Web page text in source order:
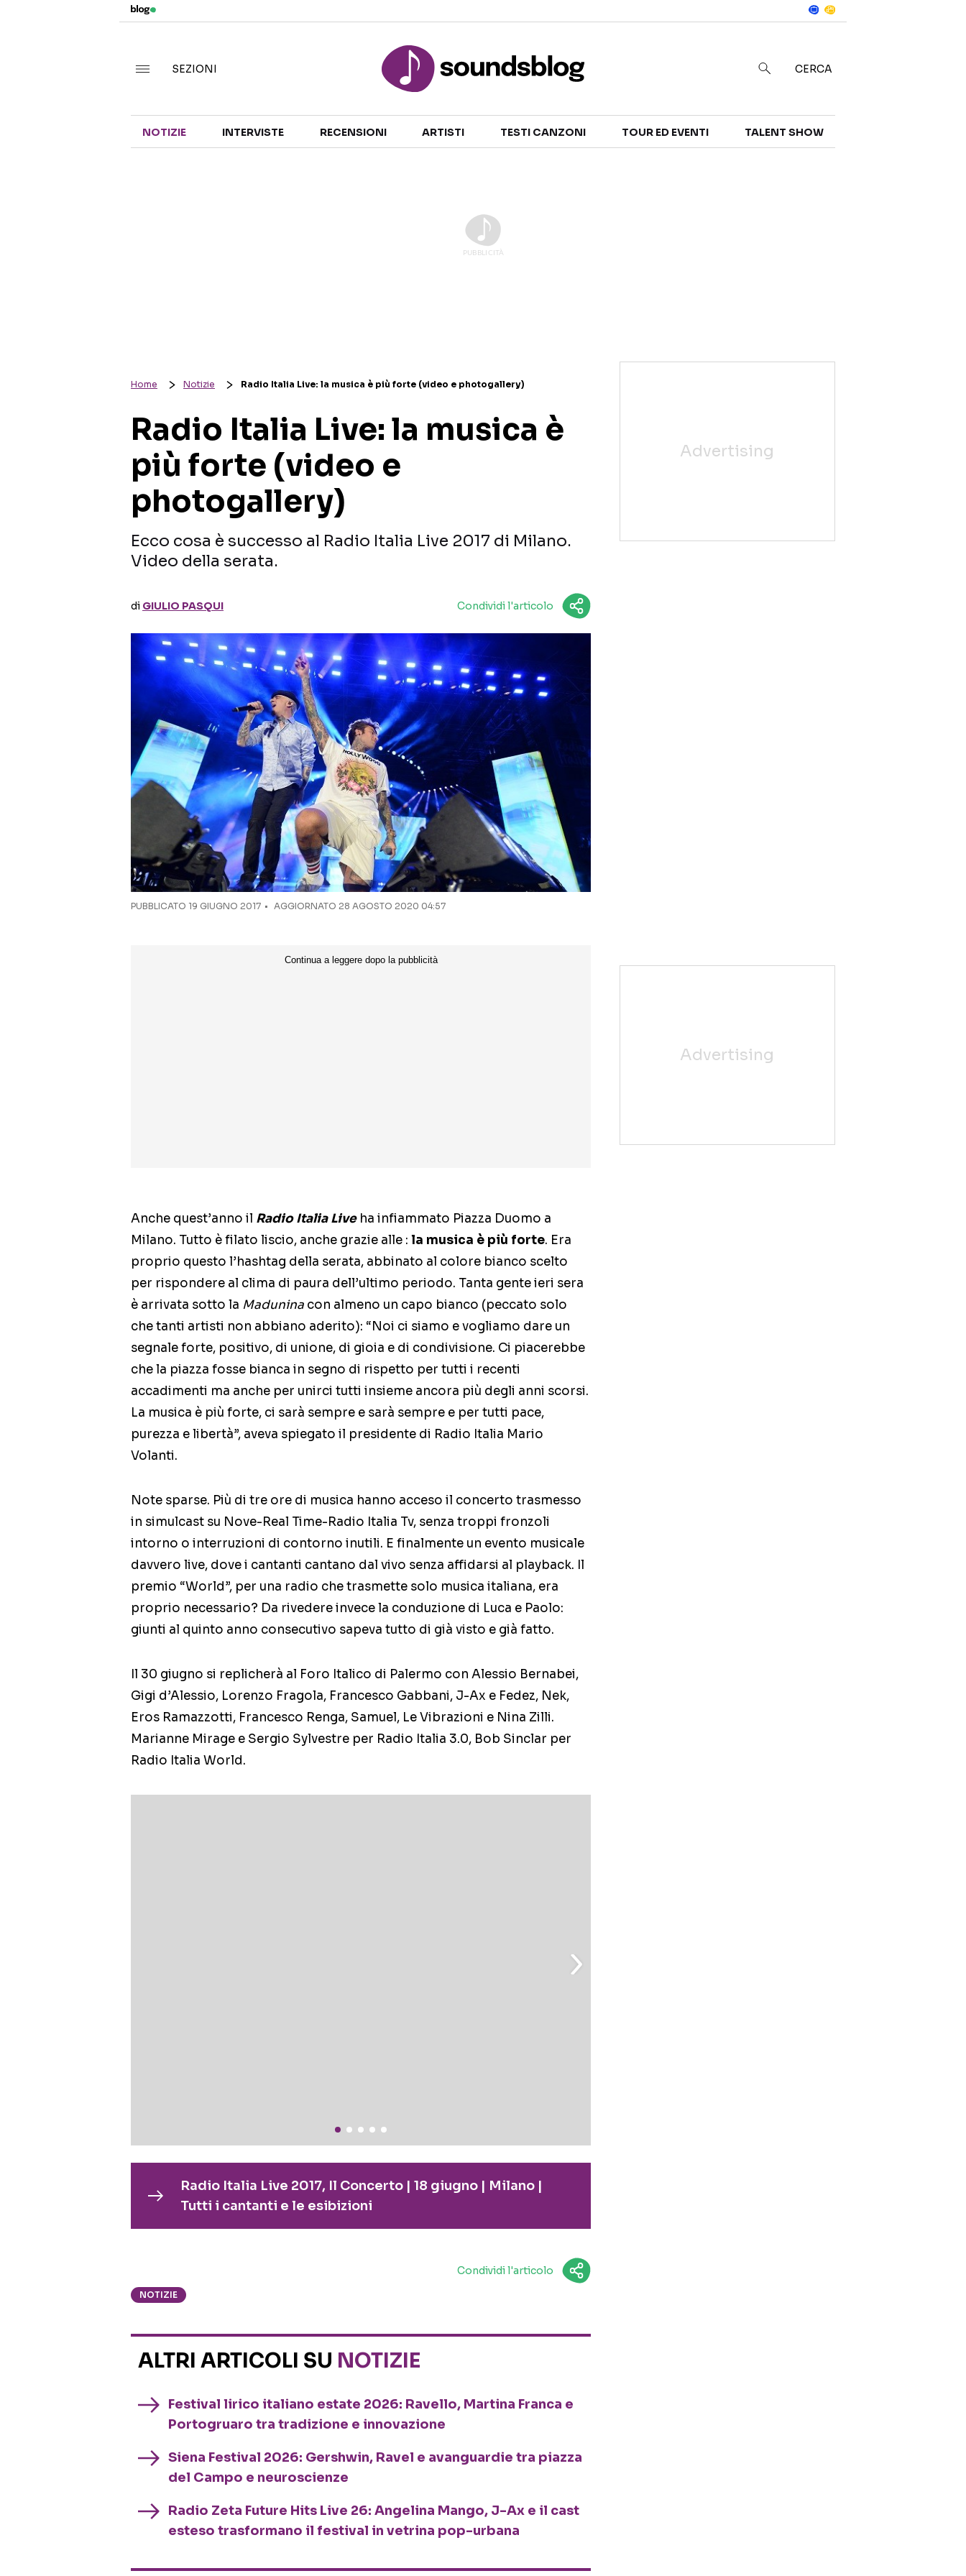
TALENT SHOW
SEZIONI CERCA
NOTIZIE INTERVISTE RECENSIONI ARTISTI TESTI CANZONI TOUR ED EVENTI TALENT SHOW
Home Notizie Radio Italia Live: la musica è più forte (video e photogallery)
Radio Italia Live: la musica è
più forte (video e
photogallery)
Ecco cosa è successo al Radio Italia Live 2017 di Milano.
Video della serata.
di GIULIO PASQUI Condividi l'articolo
PUBBLICATO 19 GIUGNO 2017 AGGIORNATO 28 AGOSTO 2020 04:57
Anche quest’anno il Radio Italia Liveha infiammato Piazza Duomo a
Milano. Tutto è filato liscio, anche grazie alle : la musica è più forte. Era
proprio questo l’hashtag della serata, abbinato al colore bianco scelto
per rispondere al clima di paura dell’ultimo periodo. Tanta gente ieri sera
è arrivata sotto la Madunina con almeno un capo bianco (peccato solo
che tanti artisti non abbiano aderito): “Noi ci siamo e vogliamo dare un
segnale forte, positivo, di unione, di gioia e di condivisione. Ci piacerebbe
che la piazza fosse bianca in segno di rispetto per tutti i recenti
accadimenti ma anche per unirci tutti insieme ancora più degli anni scorsi.
La musica è più forte, ci sarà sempre e sarà sempre e per tutti pace,
purezza e libertà”, aveva spiegato il presidente di Radio Italia Mario
Volanti.
Note sparse. Più di tre ore di musica hanno acceso il concerto trasmesso
in simulcast su Nove-Real Time-Radio Italia Tv, senza troppi fronzoli
intorno o interruzioni di contorno inutili. E finalmente un evento musicale
davvero live, dove i cantanti cantano dal vivo senza affidarsi al playback. Il
premio “World”, per una radio che trasmette solo musica italiana, era
proprio necessario? Da rivedere invece la conduzione di Luca e Paolo:
giunti al quinto anno consecutivo sapeva tutto di già visto e già fatto.
Il 30 giugno si replicherà al Foro Italico di Palermo con Alessio Bernabei,
Gigi d’Alessio, Lorenzo Fragola, Francesco Gabbani, J-Ax e Fedez, Nek,
Eros Ramazzotti, Francesco Renga, Samuel, Le Vibrazioni e Nina Zilli.
Marianne Mirage e Sergio Sylvestre per Radio Italia 3.0, Bob Sinclar per
Radio Italia World.
Radio Italia Live 2017, Il Concerto | 18 giugno | Milano |
Tutti i cantanti e le esibizioni
Condividi l'articolo
NOTIZIE
ALTRI ARTICOLI SU NOTIZIE
Festival lirico italiano estate 2026: Ravello, Martina Franca e
Portogruaro tra tradizione e innovazione
Siena Festival 2026: Gershwin, Ravel e avanguardie tra piazza
del Campo e neuroscienze
Radio Zeta Future Hits Live 26: Angelina Mango, J-Ax e il cast
esteso trasformano il festival in vetrina pop-urbana